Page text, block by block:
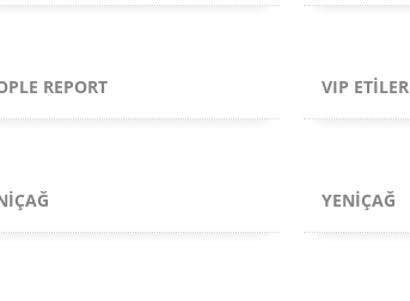
REPORT VIP ETILER
YENIÇAĞ